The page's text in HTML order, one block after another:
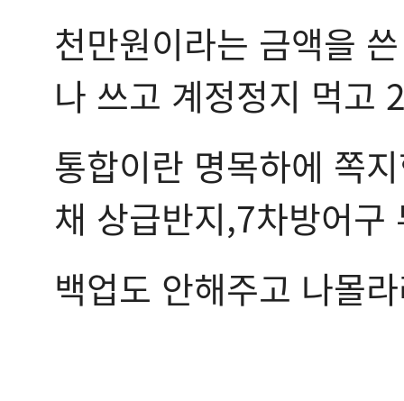
천만원이라는 금액을
나 쓰고 계정정지 먹고
통합이란 명목하에 쪽
채 상급반지,7차방어
백업도 안해주고 나몰